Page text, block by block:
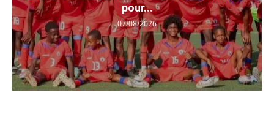
pour...
07/08/2026